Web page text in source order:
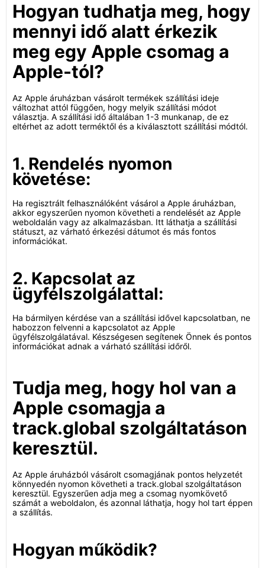
Hogyan tudhatja meg, hogy
mennyi idő alatt érkezik
meg egy Apple csomag a
Apple-tól?
Az Apple áruházban vásárolt termékek szállítási ideje
változhat attól függően, hogy melyik szállítási módot
választja. A szállítási idő általában 1-3 munkanap, de ez
eltérhet az adott terméktől és a kiválasztott szállítási módtól.
1. Rendelés nyomon
követése:
Ha regisztrált felhasználóként vásárol a Apple áruházban,
akkor egyszerűen nyomon követheti a rendelését az Apple
weboldalán vagy az alkalmazásban. Itt láthatja a szállítási
státuszt, az várható érkezési dátumot és más fontos
információkat.
2. Kapcsolat az
ügyfélszolgálattal:
Ha bármilyen kérdése van a szállítási idővel kapcsolatban, ne
habozzon felvenni a kapcsolatot az Apple
ügyfélszolgálatával. Készségesen segítenek Önnek és pontos
információkat adnak a várható szállítási időről.
Tudja meg, hogy hol van a
Apple csomagja a
track.global szolgáltatáson
keresztül.
Az Apple áruházból vásárolt csomagjának pontos helyzetét
könnyedén nyomon követheti a track.global szolgáltatáson
keresztül. Egyszerűen adja meg a csomag nyomkövető
számát a weboldalon, és azonnal láthatja, hogy hol tart éppen
a szállítás.
Hogyan működik?